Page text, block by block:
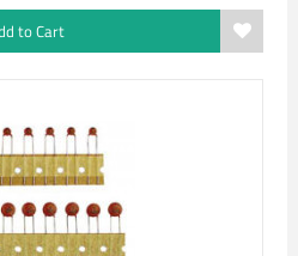
to Cart